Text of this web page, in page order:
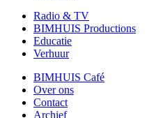
Radio & TV
BIMHUIS Productions
Educatie
Verhuur
BIMHUIS Café
Over ons
Contact
Archief